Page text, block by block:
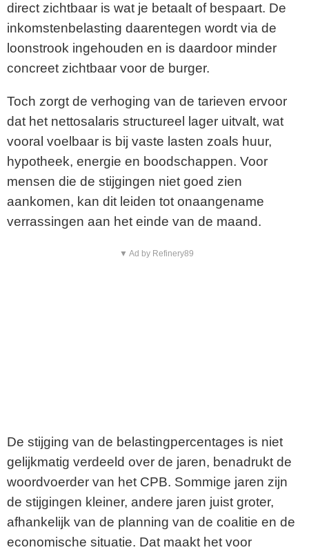
direct zichtbaar is wat je betaalt of bespaart. De
inkomstenbelasting daarentegen wordt via de
loonstrook ingehouden en is daardoor minder
concreet zichtbaar voor de burger.
Toch zorgt de verhoging van de tarieven ervoor
dat het nettosalaris structureel lager uitvalt, wat
vooral voelbaar is bij vaste lasten zoals huur,
hypotheek, energie en boodschappen. Voor
mensen die de stijgingen niet goed zien
aankomen, kan dit leiden tot onaangename
verrassingen aan het einde van de maand.
▼ Ad by Refinery89
De stijging van de belastingpercentages is niet
gelijkmatig verdeeld over de jaren, benadrukt de
woordvoerder van het CPB. Sommige jaren zijn
de stijgingen kleiner, andere jaren juist groter,
afhankelijk van de planning van de coalitie en de
economische situatie. Dat maakt het voor